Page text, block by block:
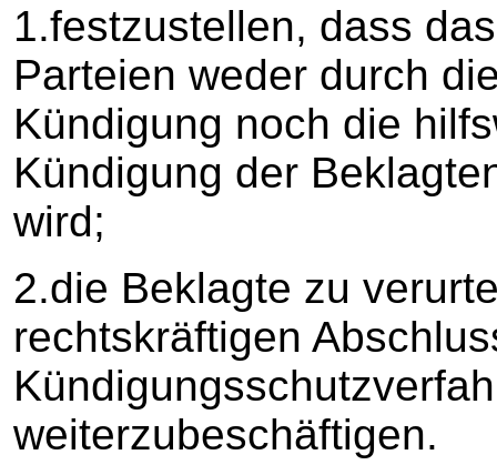
1.festzustellen, dass
Parteien weder durch
Kündigung noch die
Kündigung der
wird;
2.die Beklagte zu
rechtskräftigen
weiterzubeschäftigen.